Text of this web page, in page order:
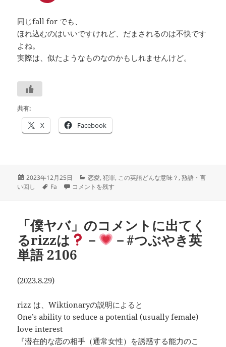
同じfall for でも、
ほれ込むのはいいですけれど、だまされるのは不快です
よね。
実際は、似たようなものなのかもしれませんけど。
共有:
X Facebook
投
稿
2023年12月25日
カ
テ
恋愛,犯罪, この英語どんな意味？ ,熟語・言
い回し
タ
Fa fall for は――#つぶやき英単語 2226 に
コメントを残す
「僕ヤバ」のコメントに出てく
るrizzは
－
－#つぶやき英
単語 2106
(2023.8.29)
rizz は、Wiktionaryの説明によると
One’s ability to seduce a potential (usually female)
love interest
『潜在的な恋の相手（通常女性）を誘惑する能力のこ